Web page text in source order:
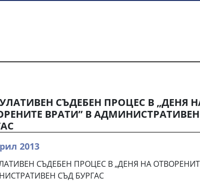
СЪДЕБЕН ПРОЦЕС В „ДЕНЯ
ВРАТИ” В
2013
СЪДЕБЕН ПРОЦЕС В „ДЕНЯ НА
СЪД БУРГАС